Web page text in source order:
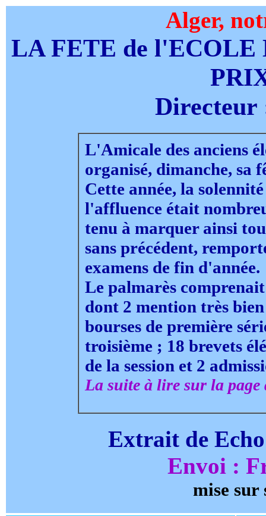
Alger,
LA FETE de l'ECOLE
Directeur
L'Amicale des anciens
organisé, dimanche, sa
Cette année, la
l'affluence était
tenu à marquer ainsi
sans précédent,
examens de fin d'année.
Le palmarès
dont 2 mention très
bourses de première
troisième ; 18 brevets
de la session et 2
La suite à lire sur la
Extrait de
Envoi :
mise sur